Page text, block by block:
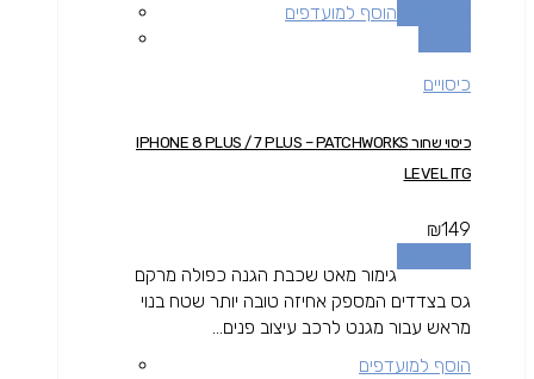
הוסף למועדפים
כיסויים
כיסוי שחור IPHONE 8 PLUS / 7 PLUS – PATCHWORKS
LEVEL ITG
₪149
גימור מאט שכבת הגנה כפולה מרקם
גס בצדדים המספק אחיזה טובה יותר שטח בנוי
מראש עבור מגנט לרכב עיצוב פנים...
הוסף למועדפים